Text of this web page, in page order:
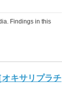
Findings in this
キサリプラチ